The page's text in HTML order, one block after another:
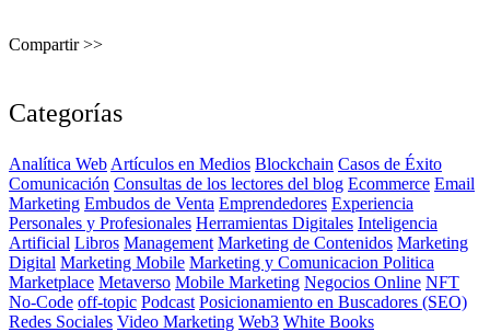
Compartir >>
Categorías
Analítica Web Artículos en Medios Blockchain Casos de Éxito
Comunicación Consultas de los lectores del blog Ecommerce Email
Marketing Embudos de Venta Emprendedores Experiencia
Personales y Profesionales Herramientas Digitales Inteligencia
Artificial Libros Management Marketing de Contenidos Marketing
Digital Marketing Mobile Marketing y Comunicacion Politica
Marketplace Metaverso Mobile Marketing Negocios Online NFT
No-Code off-topic Podcast Posicionamiento en Buscadores (SEO)
Redes Sociales Video Marketing Web3 White Books